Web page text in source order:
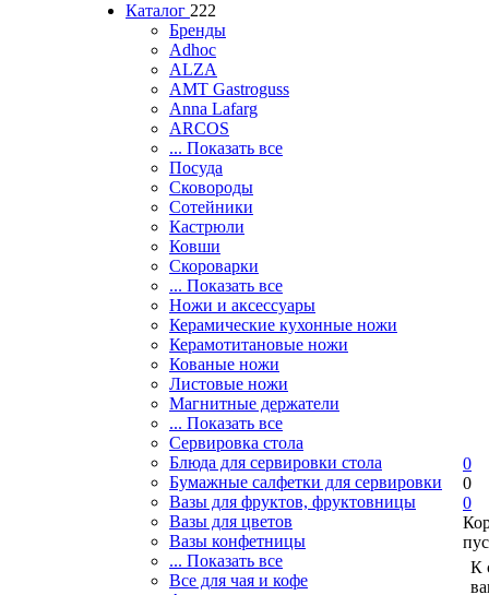
Каталог 222
Бренды
Adhoc
ALZA
AMT Gastroguss
Anna Lafarg
ARCOS
... Показать все
Посуда
Сковороды
Сотейники
Кастрюли
Ковши
Скороварки
... Показать все
Ножи и аксессуары
Керамические кухонные ножи
Керамотитановые ножи
Кованые ножи
Листовые ножи
Магнитные держатели
... Показать все
Сервировка стола
Блюда для сервировки стола
Бумажные салфетки для сервировки
Вазы для фруктов, фруктовницы
Вазы для цветов
Вазы конфетницы
... Показать все
Все для чая и кофе
0
0
0
К